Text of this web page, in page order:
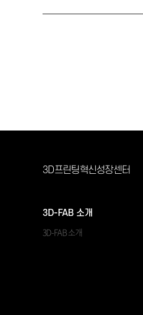
3D프린팅혁신성장센터
3D-FAB 소개
3D-FAB 소개